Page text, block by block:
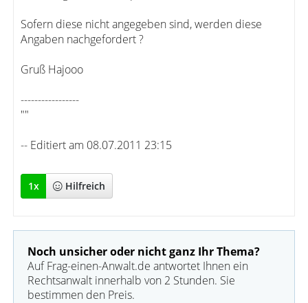
Sofern diese nicht angegeben sind, werden diese
Angaben nachgefordert ?
Gruß Hajooo
-----------------
""
-- Editiert am 08.07.2011 23:15
1x Hilfreich
Noch unsicher oder nicht ganz Ihr Thema?
Auf Frag-einen-Anwalt.de antwortet Ihnen ein
Rechtsanwalt innerhalb von 2 Stunden. Sie
bestimmen den Preis.